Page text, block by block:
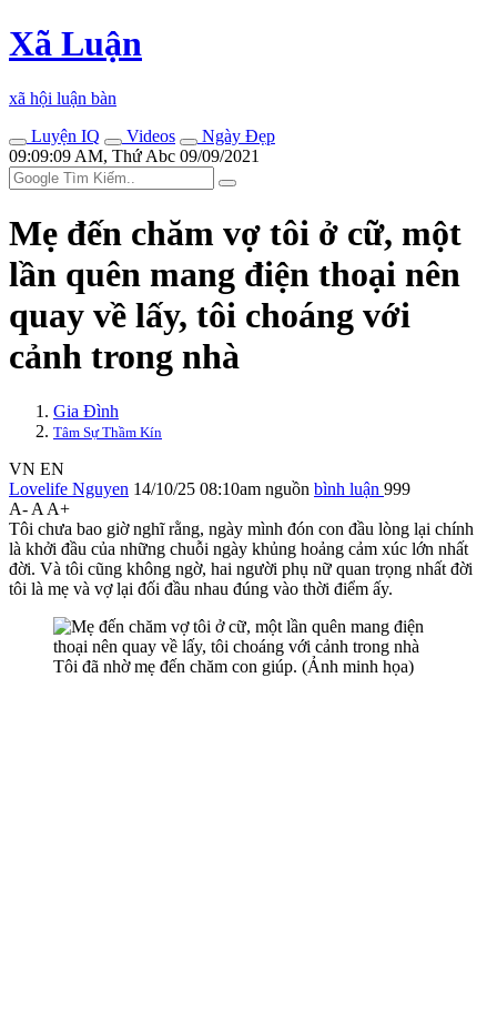
Xã Luận
xã hội luận bàn
Luyện IQ
Videos
Ngày Đẹp
09:09:09 AM, Thứ Abc 09/09/2021
Mẹ đến chăm vợ tôi ở cữ, một
lần quên mang điện thoại nên
quay về lấy, tôi choáng với
cảnh trong nhà
Gia Đình
Tâm Sự Thầm Kín
VN EN
Lovelife Nguyen 14/10/25 08:10am nguồn bình luận 999
A- A A+
Tôi chưa bao giờ nghĩ rằng, ngày mình đón con đầu lòng lại chính
là khởi đầu của những chuỗi ngày khủng hoảng cảm xúc lớn nhất
đời. Và tôi cũng không ngờ, hai người phụ nữ quan trọng nhất đời
tôi là mẹ và vợ lại đối đầu nhau đúng vào thời điểm ấy.
Tôi đã nhờ mẹ đến chăm con giúp. (Ảnh minh họa)